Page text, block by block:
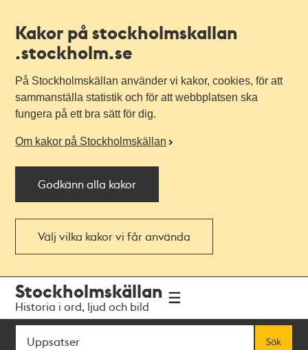
Kakor på stockholmskallan
.stockholm.se
På Stockholmskällan använder vi kakor, cookies, för att
sammanställa statistik och för att webbplatsen ska
fungera på ett bra sätt för dig.
Om kakor på Stockholmskällan
Godkänn alla kakor
Välj vilka kakor vi får använda
navigationen
huvudinnehållet
Stockholmskällan
Historia i ord, ljud och bild
Sök
Sök